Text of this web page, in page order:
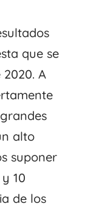
que se
A
alto
suponer
10
de los